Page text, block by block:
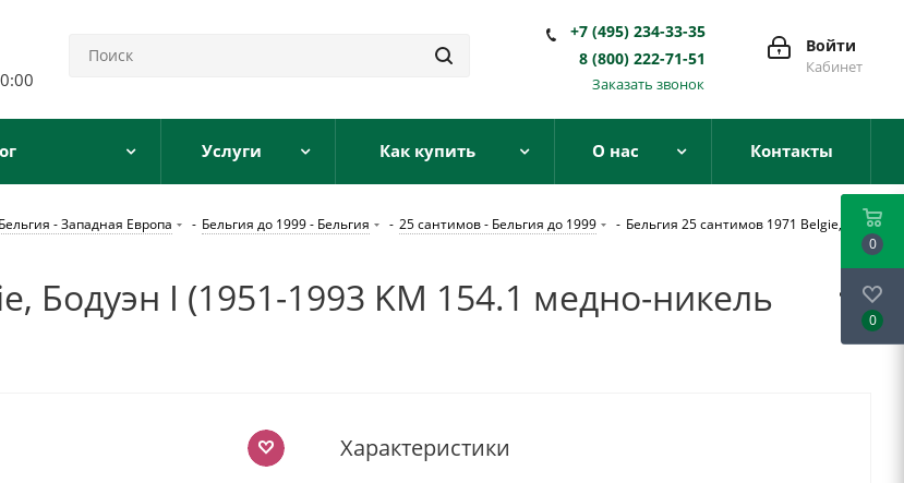
Войти
Кабинет
+7 (495) 234-33-35
8 (800) 222-71-51
Заказать звонок
Услуги Как купить О нас Контакты
Бельгия - Западная Европа - Бельгия до 1999 - Бельгия - 25 сантимов - Бельгия до 1999 - Бельгия 25 сантимов 1971 Belgie,
Бодуэн I (1951-1993 KM 154.1 медно-никель
Характеристики
0
0